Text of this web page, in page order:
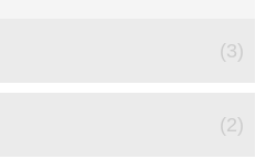
(3)
(2)